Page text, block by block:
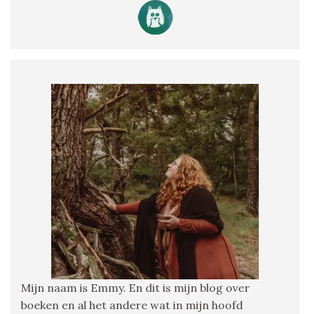
Mijn naam is Emmy. En dit is mijn blog over
boeken en al het andere wat in mijn hoofd